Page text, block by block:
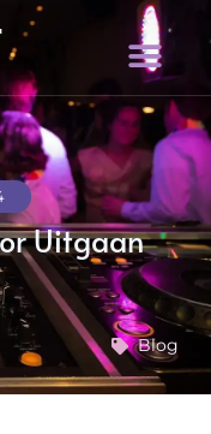
Uitgaan
Blog